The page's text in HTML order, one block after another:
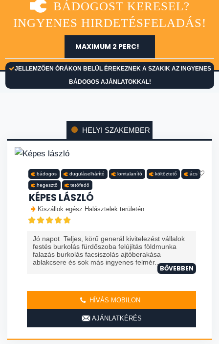
BÁDOGOST KERESEL?
INGYENES HIRDETÉSFELADÁS!
JELLEMZŐEN ÓRÁKON BELÜL ÉREKEZNEK A SZAKIK AZ INGYENES
BÁDOGOS AJÁNLATOKKAL!
MAXIMUM 2 PERC!
HELYI SZAKEMBER
bádogos duguláselhárító lomtalanító költöztető ács
hegesztő tetőfedő
KÉPES LÁSZLÓ
Kiszállok egész Halásztelek területén
Jó napot Teljes, körű generál kivitelezést vállalok
festés burkolás fürdőszoba felújítás földmunka
falazás burkolás facsiszolás ajtóberakása
ablakcsere és sok más ingyenes felmér...
BŐVEBBEN
HÍVÁS MOBILON
AJÁNLATKÉRÉS